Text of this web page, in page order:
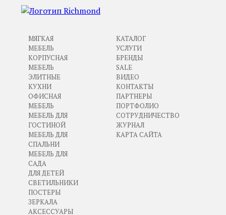
МЯГКАЯ
МЕБЕЛЬ
КОРПУСНАЯ
МЕБЕЛЬ
ЭЛИТНЫЕ
КУХНИ
ОФИСНАЯ
МЕБЕЛЬ
МЕБЕЛЬ ДЛЯ
ГОСТИНОЙ
МЕБЕЛЬ ДЛЯ
СПАЛЬНИ
МЕБЕЛЬ ДЛЯ
САДА
ДЛЯ ДЕТЕЙ
СВЕТИЛЬНИКИ
ПОСТЕРЫ
ЗЕРКАЛА
АКСЕССУАРЫ
КАТАЛОГ
УСЛУГИ
БРЕНДЫ
SALE
ВИДЕО
КОНТАКТЫ
ПАРТНЕРЫ
ПОРТФОЛИО
СОТРУДНИЧЕСТВО
ЖУРНАЛ
КАРТА САЙТА